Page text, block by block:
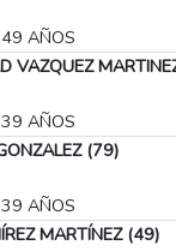
AÑOS
VAZQUEZ
AÑOS
(79)
AÑOS
MARTÍNEZ (49)